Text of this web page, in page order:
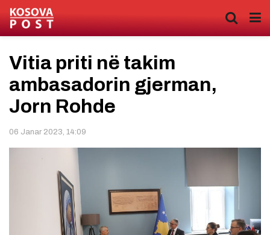
Vitia priti në takim
ambasadorin gjerman,
Jorn Rohde
06 Janar 2023, 14:09